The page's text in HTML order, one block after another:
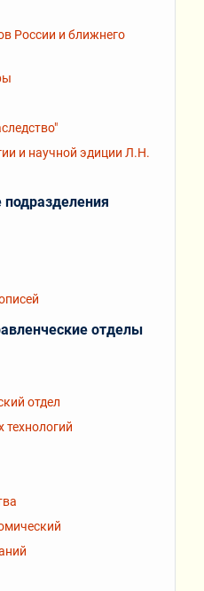
России и ближнего
и научной эдиции Л.Н.
отделы
отдел